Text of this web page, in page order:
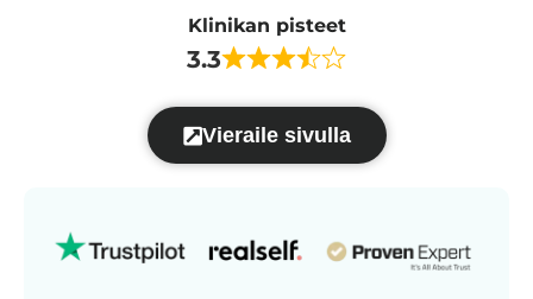
Klinikan pisteet
3.3
Vieraile sivulla